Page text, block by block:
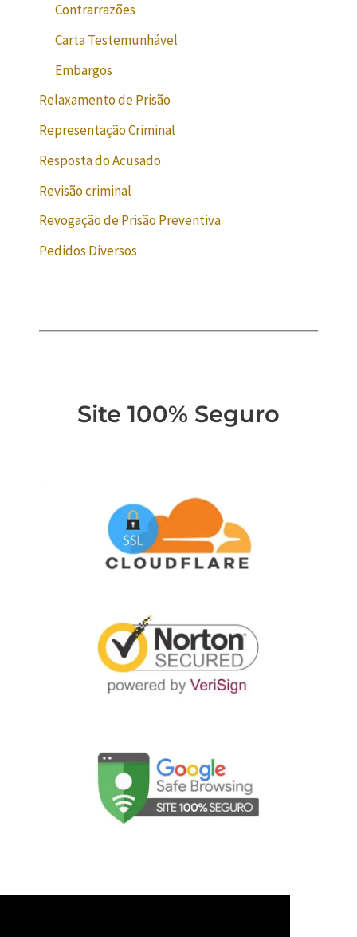
Contrarrazões
Carta Testemunhável
Embargos
Relaxamento de Prisão
Representação Criminal
Resposta do Acusado
Revisão criminal
Revogação de Prisão Preventiva
Pedidos Diversos
Site 100% Seguro